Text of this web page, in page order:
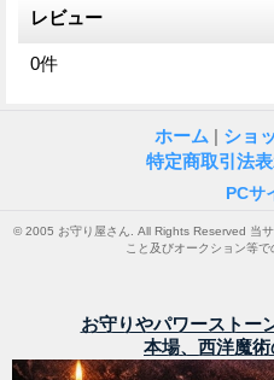
レビュー
0件
ホーム | ショ
特定商取引法
PCサ
© 2005 お守り屋さん. All Rights Reserved 当
こと及びオークション等で
お守りやパワーストー
本場、西洋魔